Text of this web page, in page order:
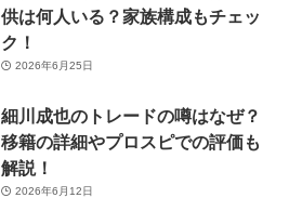
供は何人いる？家族構成もチェッ
ク！
2026年6月25日
細川成也のトレードの噂はなぜ？
移籍の詳細やプロスピでの評価も
解説！
2026年6月12日